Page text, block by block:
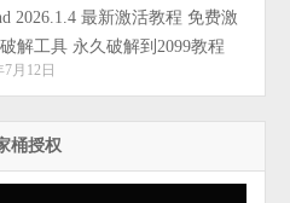
2026.1.4 最新激活教程 免费激
解工具 永久破解到2099教程
7月12日
桶授权